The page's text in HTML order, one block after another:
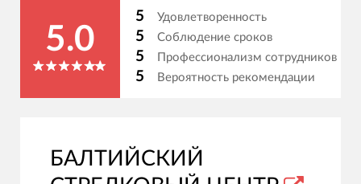
5.0
5 Удовлетворенность
5 Соблюдение сроков
5 Профессионализм сотрудников
5 Вероятность рекомендации
БАЛТИЙСКИЙ